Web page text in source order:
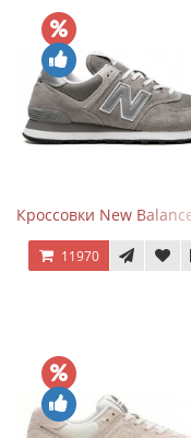
Кроссовки New
11970